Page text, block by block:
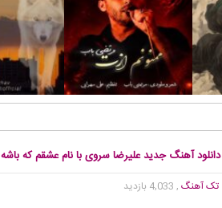
دانلود آهنگ جدید علیرضا سروی با نام عشقم که باشه
تک آهنگ, 4,033 بازدید